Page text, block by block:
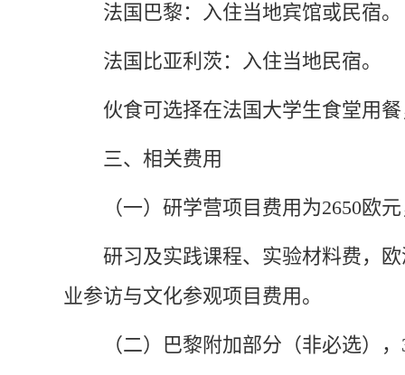
法国巴黎：入住当地宾馆或民宿。
法国比亚利茨：入住当地民宿。
伙食可选择在法国大学生食堂用
三、相关费用
（一）研学营项目费用为2650欧
研习及实践课程、实验材料费，
业参访与文化参观项目费用。
（二）巴黎附加部分（非必选）